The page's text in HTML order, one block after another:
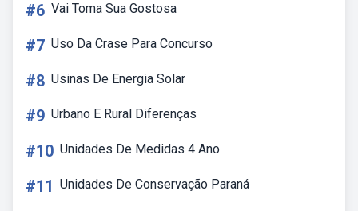
#6 Vai Toma Sua Gostosa
#7 Uso Da Crase Para Concurso
#8 Usinas De Energia Solar
#9 Urbano E Rural Diferenças
#10 Unidades De Medidas 4 Ano
#11 Unidades De Conservação Paraná